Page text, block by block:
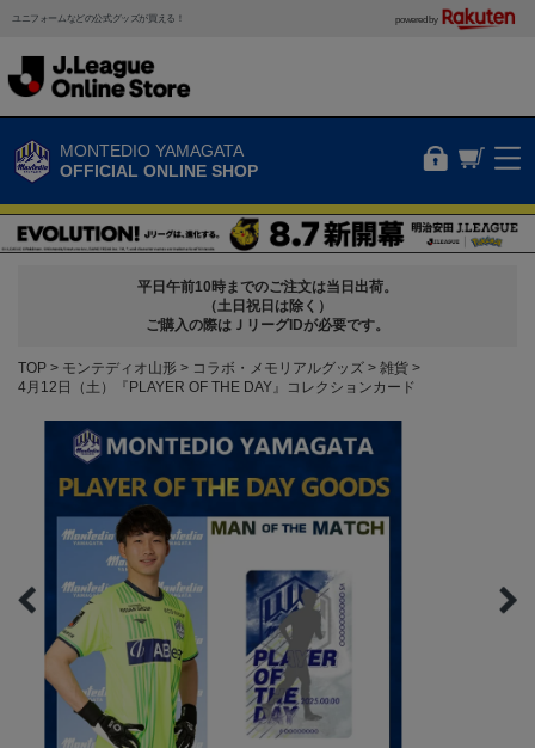
ユニフォームなどの公式グッズが買える！ powered by
MONTEDIO YAMAGATA
OFFICIAL ONLINE SHOP
平日午前10時までのご注文は当日出荷。
（土日祝日は除く）
ご購入の際はＪリーグIDが必要です。
TOP モンテディオ山形 コラボ・メモリアルグッズ
雑貨
4月12日（土）『PLAYER OF THE DAY』コレクションカード